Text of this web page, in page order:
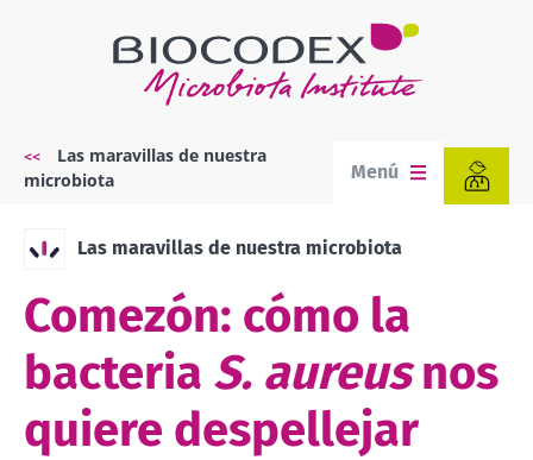
Sobrescribir
enlaces
ayuda
a
navegación
Las maravillas de nuestra
microbiota
Menú
Las maravillas de nuestra microbiota
Comezón: cómo la
bacteria S. aureusnos
quiere despellejar